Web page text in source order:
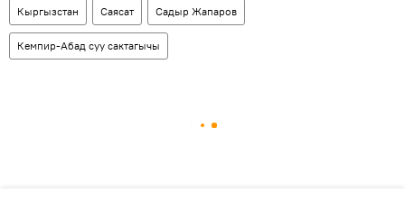
Кыргызстан Саясат Садыр Жапаров
Кемпир-Абад суу сактагычы